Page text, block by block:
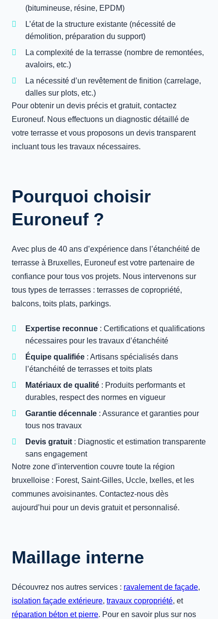
(bitumineuse, résine, EPDM)
L’état de la structure existante (nécessité de
démolition, préparation du support)
La complexité de la terrasse (nombre de remontées,
avaloirs, etc.)
La nécessité d’un revêtement de finition (carrelage,
dalles sur plots, etc.)
Pour obtenir un devis précis et gratuit, contactez
Euroneuf. Nous effectuons un diagnostic détaillé de
votre terrasse et vous proposons un devis transparent
incluant tous les travaux nécessaires.
Pourquoi choisir
Euroneuf ?
Avec plus de 40 ans d’expérience dans l’étanchéité de
terrasse à Bruxelles, Euroneuf est votre partenaire de
confiance pour tous vos projets. Nous intervenons sur
tous types de terrasses : terrasses de copropriété,
balcons, toits plats, parkings.
Expertise reconnue : Certifications et qualifications
nécessaires pour les travaux d’étanchéité
Équipe qualifiée : Artisans spécialisés dans
l’étanchéité de terrasses et toits plats
Matériaux de qualité : Produits performants et
durables, respect des normes en vigueur
Garantie décennale : Assurance et garanties pour
tous nos travaux
Devis gratuit : Diagnostic et estimation transparente
sans engagement
Notre zone d’intervention couvre toute la région
bruxelloise : Forest, Saint-Gilles, Uccle, Ixelles, et les
communes avoisinantes. Contactez-nous dès
aujourd’hui pour un devis gratuit et personnalisé.
Maillage interne
Découvrez nos autres services : ravalement de façade,
isolation façade extérieure, travaux copropriété, et
réparation béton et pierre. Pour en savoir plus sur nos